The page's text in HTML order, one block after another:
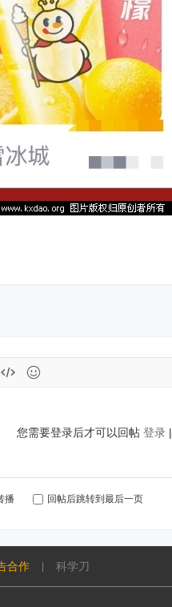
您需要登录后才可以回帖 登录|
播 回帖后跳转到最后一页
合作 科学刀